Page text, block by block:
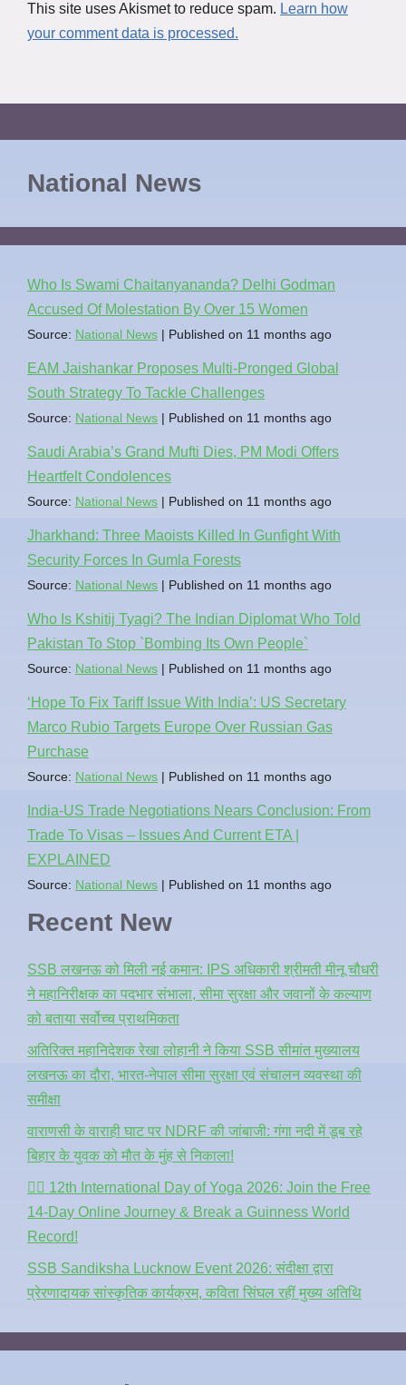
This site uses Akismet to reduce spam. Learn how
your comment data is processed.
National News
Who Is Swami Chaitanyananda? Delhi Godman
Accused Of Molestation By Over 15 Women
Source: National News Published on 11 months ago
EAM Jaishankar Proposes Multi-Pronged Global
South Strategy To Tackle Challenges
Source: National News Published on 11 months ago
Saudi Arabia’s Grand Mufti Dies, PM Modi Offers
Heartfelt Condolences
Source: National News Published on 11 months ago
Jharkhand: Three Maoists Killed In Gunfight With
Security Forces In Gumla Forests
Source: National News Published on 11 months ago
Who Is Kshitij Tyagi? The Indian Diplomat Who Told
Pakistan To Stop `Bombing Its Own People`
Source: National News Published on 11 months ago
‘Hope To Fix Tariff Issue With India’: US Secretary
Marco Rubio Targets Europe Over Russian Gas
Purchase
Source: National News Published on 11 months ago
India-US Trade Negotiations Nears Conclusion: From
Trade To Visas – Issues And Current ETA |
EXPLAINED
Source: National News Published on 11 months ago
Recent New
SSB लखनऊ को मिली नई कमान: IPS अधिकारी श्रीमती मीनू चौधरी
ने महानिरीक्षक का पदभार संभाला, सीमा सुरक्षा और जवानों के कल्याण
को बताया सर्वोच्च प्राथमिकता
अतिरिक्त महानिदेशक रेखा लोहानी ने किया SSB सीमांत मुख्यालय
लखनऊ का दौरा, भारत-नेपाल सीमा सुरक्षा एवं संचालन व्यवस्था की
समीक्षा
वाराणसी के वाराही घाट पर NDRF की जांबाजी: गंगा नदी में डूब रहे
बिहार के युवक को मौत के मुंह से निकाला!
🧘‍♂️ 12th International Day of Yoga 2026: Join the Free
14-Day Online Journey & Break a Guinness World
Record!
SSB Sandiksha Lucknow Event 2026: संदीक्षा द्वारा
प्रेरणादायक सांस्कृतिक कार्यक्रम, कविता सिंघल रहीं मुख्य अतिथि